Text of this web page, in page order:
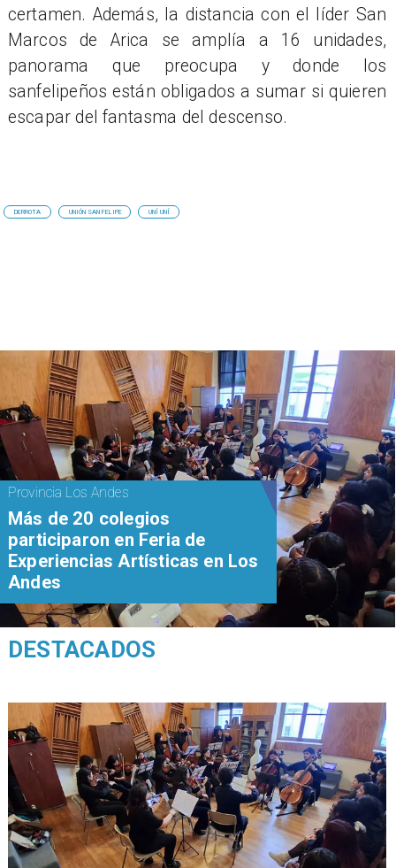
certamen. Además, la distancia con el líder San
Marcos de Arica se amplía a 16 unidades,
panorama que preocupa y donde los
sanfelipeños están obligados a sumar si quieren
escapar del fantasma del descenso.
DERROTA UNIÓN SAN FELIPE UNÍ UNÍ
Provincia Los Andes
Más de 20 colegios
participaron en Feria de
Experiencias Artísticas en Los
Andes
DESTACADOS